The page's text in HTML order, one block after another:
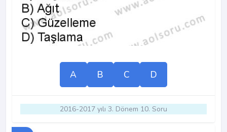
A B C D
2016-2017 yılı 3. Dönem 10. Soru